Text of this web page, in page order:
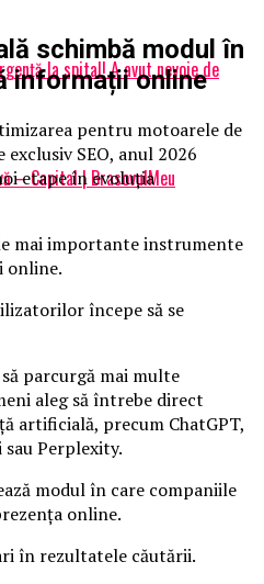
la spital! A avut nevoie de
– Capital | BrasovulMeu
schimbă modul în
informații online
pentru motoarele de
SEO, anul 2026
etape în evoluția
mai importante instrumente
online.
începe să se
parcurgă mai multe
aleg să întrebe direct
artificială, precum ChatGPT,
sau Perplexity.
modul în care companiile
online.
în rezultatele căutării.